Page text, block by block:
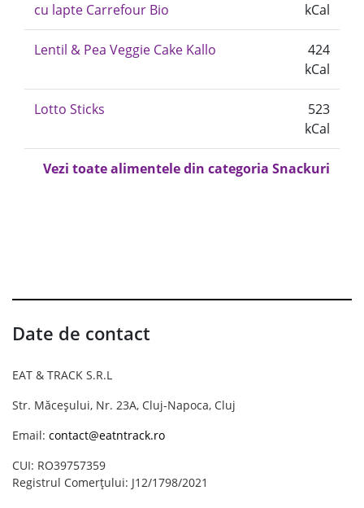
cu lapte Carrefour Bio
kCal
Lentil & Pea Veggie Cake Kallo
424
kCal
Lotto Sticks
523
kCal
Vezi toate alimentele din categoria Snackuri
Date de contact
EAT & TRACK S.R.L
Str. Măceșului, Nr. 23A, Cluj-Napoca, Cluj
Email: contact@eatntrack.ro
CUI: RO39757359
Registrul Comerțului: J12/1798/2021